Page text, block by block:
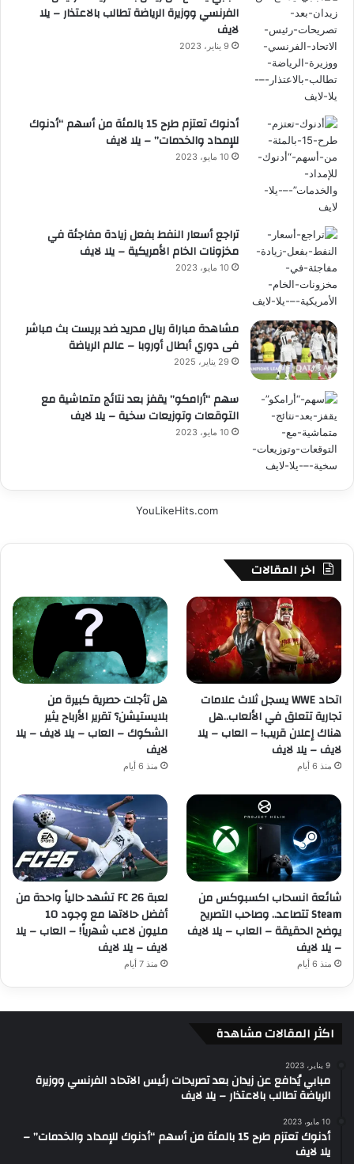
الفرنسي ووزيرة الرياضة تطالب بالاعتذار – يلا
لايف
9 يناير، 2023
أدنوك تعتزم طرح 15 بالمئة من أسهم “أدنوك
للإمداد والخدمات” – يلا لايف
10 مايو، 2023
تراجع أسعار النفط بفعل زيادة مفاجئة في
مخزونات الخام الأمريكية – يلا لايف
10 مايو، 2023
مشاهدة مباراة ريال مدريد ضد بريست بث مباشر
فى دوري أبطال أوروبا – عالم الرياضة
29 يناير، 2025
سهم “أرامكو” يقفز بعد نتائج متماشية مع
التوقعات وتوزيعات سخية – يلا لايف
10 مايو، 2023
YouLikeHits.com
اخر المقالات
اتحاد WWE يسجل ثلاث علامات
تجارية تتعلق في الألعاب..هل
هناك إعلان قريب! – العاب – يلا
لايف – يلا لايف
منذ 6 أيام
هل تأجلت حصرية كبيرة من
بلايستيشن؟ تقرير الأرباح يثير
الشكوك – العاب – يلا لايف – يلا
لايف
منذ 6 أيام
شائعة انسحاب اكسبوكس من
Steam تتصاعد.. وصاحب التصريح
يوضح الحقيقة – العاب – يلا لايف
– يلا لايف
منذ 6 أيام
لعبة FC 26 تشهد حالياً واحدة من
أفضل حالاتها مع وجود 10
مليون لاعب شهرياً! – العاب – يلا
لايف – يلا لايف
منذ 7 أيام
اكثر المقالات مشاهدة
9 يناير، 2023
مبابي يُدافع عن زيدان بعد تصريحات رئيس الاتحاد الفرنسي ووزيرة
الرياضة تطالب بالاعتذار – يلا لايف
10 مايو، 2023
أدنوك تعتزم طرح 15 بالمئة من أسهم “أدنوك للإمداد والخدمات” –
يلا لايف